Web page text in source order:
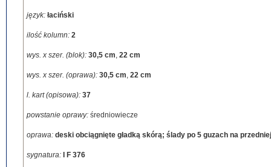
język: łaciński
ilość kolumn: 2
wys. x szer. (blok): 30,5 cm, 22 cm
wys. x szer. (oprawa): 30,5 cm, 22 cm
l. kart (opisowa): 37
powstanie oprawy: średniowiecze
oprawa: deski obciągnięte gładką skórą; ślady po 5 guzach na
sygnatura: I F 376